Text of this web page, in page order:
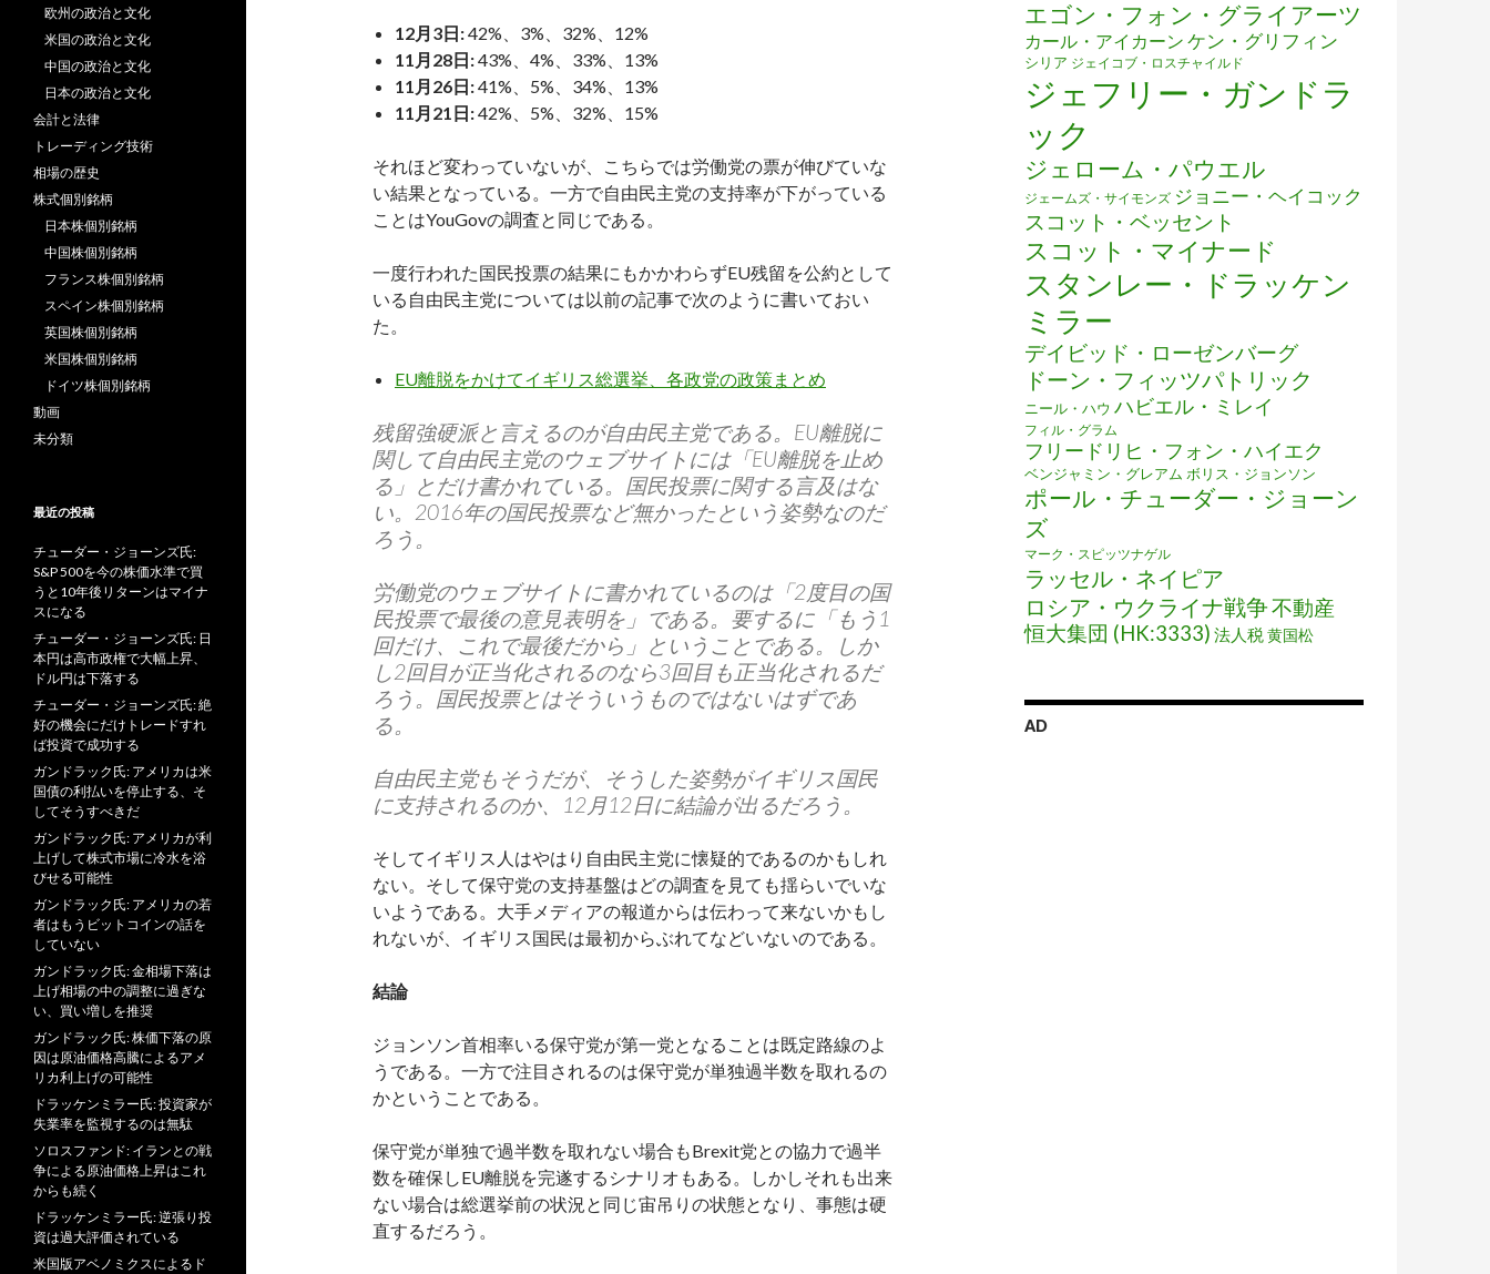
12月3日:42%、3%、32%、12%
11月28日:43%、4%、33%、13%
11月26日:41%、5%、34%、13%
11月21日:42%、5%、32%、15%
それほど変わっていないが、こちらでは労働党の票が伸びていな
い結果となっている。一方で自由民主党の支持率が下がっている
ことはYouGovの調査と同じである。
一度行われた国民投票の結果にもかかわらずEU残留を公約として
いる自由民主党については以前の記事で次のように書いておい
た。
EU離脱をかけてイギリス総選挙、各政党の政策まとめ
残留強硬派と言えるのが自由民主党である。EU離脱に
関して自由民主党のウェブサイトには「EU離脱を止め
る」とだけ書かれている。国民投票に関する言及はな
い。2016年の国民投票など無かったという姿勢なのだ
ろう。
労働党のウェブサイトに書かれているのは「2度目の国
民投票で最後の意見表明を」である。要するに「もう1
回だけ、これで最後だから」ということである。しか
し2回目が正当化されるのなら3回目も正当化されるだ
ろう。国民投票とはそういうものではないはずであ
る。
自由民主党もそうだが、そうした姿勢がイギリス国民
に支持されるのか、12月12日に結論が出るだろう。
そしてイギリス人はやはり自由民主党に懐疑的であるのかもしれ
ない。そして保守党の支持基盤はどの調査を見ても揺らいでいな
いようである。大手メディアの報道からは伝わって来ないかもし
れないが、イギリス国民は最初からぶれてなどいないのである。
結論
ジョンソン首相率いる保守党が第一党となることは既定路線のよ
うである。一方で注目されるのは保守党が単独過半数を取れるの
かということである。
保守党が単独で過半数を取れない場合もBrexit党との協力で過半
数を確保しEU離脱を完遂するシナリオもある。しかしそれも出来
ない場合は総選挙前の状況と同じ宙吊りの状態となり、事態は硬
直するだろう。
エゴン・フォン・グライアーツ
カール・アイカーン ケン・グリフィン
シリア ジェイコブ・ロスチャイルド
ジェフリー・ガンドラ
ック
ジェローム・パウエル
ジェームズ・サイモンズ ジョニー・ヘイコック
スコット・ベッセント
スコット・マイナード
スタンレー・ドラッケン
ミラー
デイビッド・ローゼンバーグ
ドーン・フィッツパトリック
ニール・ハウ ハビエル・ミレイ
フィル・グラム
フリードリヒ・フォン・ハイエク
ベンジャミン・グレアム ボリス・ジョンソン
ポール・チューダー・ジョーン
ズ
マーク・スピッツナゲル
ラッセル・ネイピア
ロシア・ウクライナ戦争不動産
恒大集団 (HK:3333) 法人税黄国松
AD
欧州の政治と文化
米国の政治と文化
中国の政治と文化
日本の政治と文化
会計と法律
トレーディング技術
相場の歴史
株式個別銘柄
日本株個別銘柄
中国株個別銘柄
フランス株個別銘柄
スペイン株個別銘柄
英国株個別銘柄
米国株個別銘柄
ドイツ株個別銘柄
動画
未分類
最近の投稿
チューダー・ジョーンズ氏:
S&P 500を今の株価水準で買
うと10年後リターンはマイナ
スになる
チューダー・ジョーンズ氏: 日
本円は高市政権で大幅上昇、
ドル円は下落する
チューダー・ジョーンズ氏: 絶
好の機会にだけトレードすれ
ば投資で成功する
ガンドラック氏: アメリカは米
国債の利払いを停止する、そ
してそうすべきだ
ガンドラック氏: アメリカが利
上げして株式市場に冷水を浴
びせる可能性
ガンドラック氏: アメリカの若
者はもうビットコインの話を
していない
ガンドラック氏: 金相場下落は
上げ相場の中の調整に過ぎな
い、買い増しを推奨
ガンドラック氏: 株価下落の原
因は原油価格高騰によるアメ
リカ利上げの可能性
ドラッケンミラー氏: 投資家が
失業率を監視するのは無駄
ソロスファンド: イランとの戦
争による原油価格上昇はこれ
からも続く
ドラッケンミラー氏: 逆張り投
資は過大評価されている
米国版アベノミクスによるド